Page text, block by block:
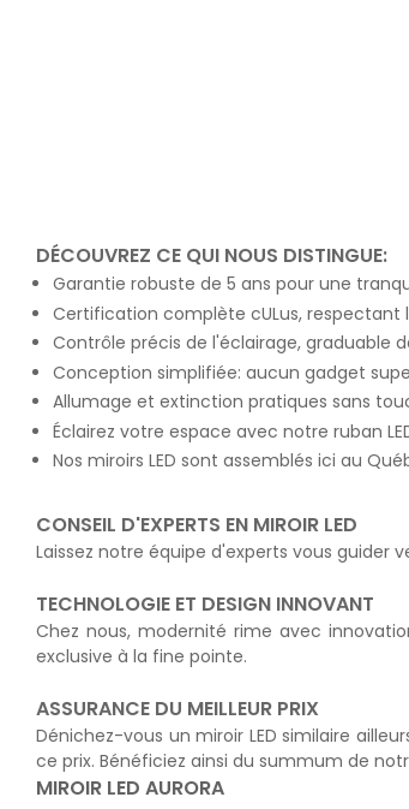
DÉCOUVREZ CE QUI NOUS DISTINGUE:
Garantie robuste de 5 ans pour une
Certification complète cULus, respectant
Contrôle précis de l'éclairage, graduable
Conception simplifiée: aucun gadget
Allumage et extinction pratiques sans
Éclairez votre espace avec notre ruban
Nos miroirs LED sont assemblés ici au
CONSEIL D'EXPERTS EN MIROIR LED
Laissez notre équipe d'experts vous guider
TECHNOLOGIE ET DESIGN INNOVANT
Chez nous, modernité rime avec
exclusive à la fine pointe.
ASSURANCE DU MEILLEUR PRIX
Dénichez-vous un miroir LED similaire
ce prix. Bénéficiez ainsi du summum de
MIROIR LED AURORA